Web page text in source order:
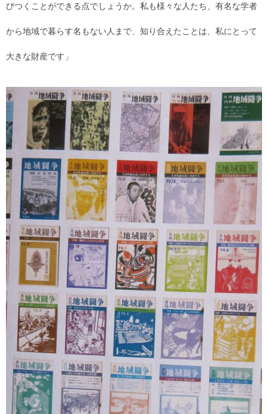
びつくことができる点でしょうか。私も様々な人たち、有名な学者
から地域で暮らす名もない人まで、知り合えたことは、私にとって
大きな財産です」